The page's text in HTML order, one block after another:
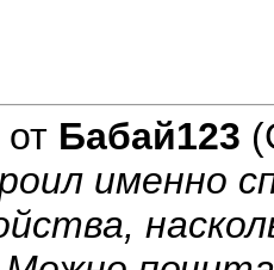
Бабай123
именно